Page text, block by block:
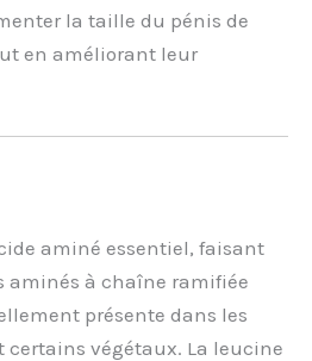
la taille du pénis de
en améliorant leur
aminé essentiel, faisant
aminés à chaîne ramifiée
présente dans les
certains végétaux. La leucine